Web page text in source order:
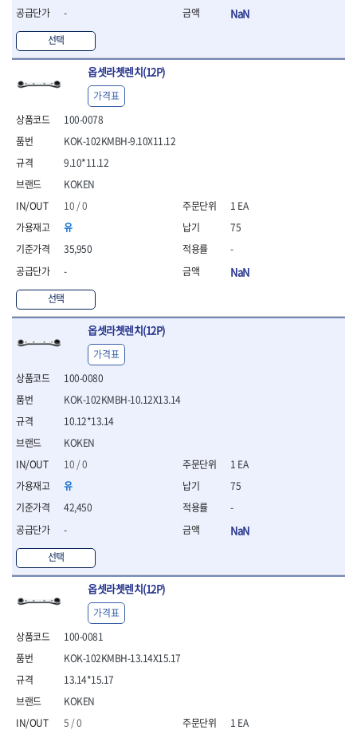
- 라쳇스패너
- 스피드렌치
- 모터렌치
- 함마스패너
절연.전설.방폭공구
- 절연연결대
- 절연드라이버
- 절연스패너
- 절연T렌치
- 절연소켓
- 절연별소켓
- 절연별비트소켓
- 절연렌치
- 절연토크렌치
- 절연콤비네이션렌치
- 절연링렌치
- 절연플라이어
- 절연전공칼
- 절연안전모
- 절연매트
- 방폭라쳇핸들
- 방폭콤비네이션렌치
- 방폭함마스패너
- 절연일자드라이버
- 절연별드라이버
- 절연드라이버세트
- 스트리퍼
- 라쳇케이블커터
- 자동스트리퍼
- 케이블스트리퍼
- 핀셋
- 절연공구세트
- 절연비트홀다드라이버
- 방폭망치
- 절연L렌치
-
선택
NaN
옵셋라쳇렌치(12P)
100-0078
KOKEN
10 / 0
유
35,950
-
선택
KOK-102KMBH-9.10X11.12
9.10*11.12
가격표
1 EA
75
-
NaN
옵셋라쳇렌치(12P)
100-0080
KOKEN
10 / 0
유
42,450
-
선택
KOK-102KMBH-10.12X13.14
10.12*13.14
가격표
1 EA
75
-
NaN
옵셋라쳇렌치(12P)
100-0081
KOKEN
5 / 0
KOK-102KMBH-13.14X15.17
13.14*15.17
가격표
1 EA